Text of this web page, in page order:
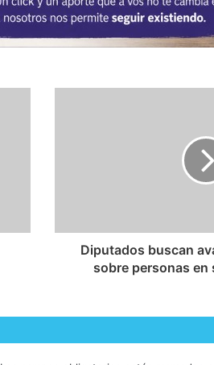
Diputados buscan
sobre personas en